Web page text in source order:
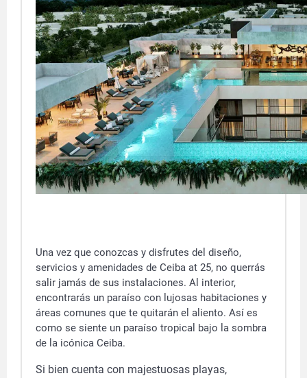
Una vez que conozcas y disfrutes del diseño,
servicios y amenidades de Ceiba at 25, no querrás
salir jamás de sus instalaciones. Al interior,
encontrarás un paraíso con lujosas habitaciones y
áreas comunes que te quitarán el aliento. Así es
como se siente un paraíso tropical bajo la sombra
de la icónica Ceiba.
Si bien cuenta con majestuosas playas,